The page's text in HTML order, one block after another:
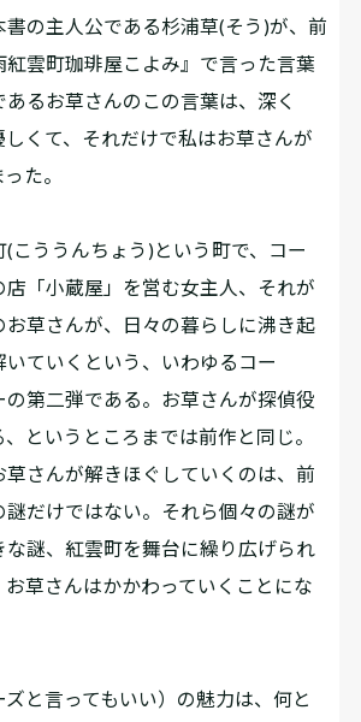
の主人公である杉浦草(そう)が、前
紅雲町珈琲屋こよみ』で言った言葉
るお草さんのこの言葉は、深く
くて、それだけで私はお草さんが
た。
こううんちょう)という町で、コー
店「小蔵屋」を営む女主人、それが
お草さんが、日々の暮らしに沸き起
いていくという、いわゆるコー
の第二弾である。お草さんが探偵役
というところまでは前作と同じ。
草さんが解きほぐしていくのは、前
だけではない。それら個々の謎が
な謎、紅雲町を舞台に繰り広げられ
お草さんはかかわっていくことにな
と言ってもいい）の魅力は、何と